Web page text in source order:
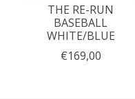
THE RE-RUN
BASEBALL
WHITE/BLUE
€169,00